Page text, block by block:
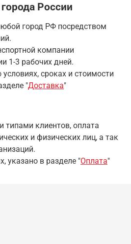
России
город РФ посредством
компании
1-3 рабочих дней.
сроках и стоимости
"Доставка"
клиентов, оплата
и физических лиц, а так
указано в разделе "Оплата"